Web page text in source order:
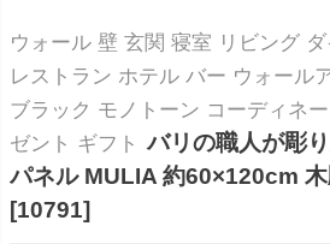
ウォール 壁 玄関 寝室 リビング
レストラン ホテル バー ウォール
ブラック モノトーン コーディネ
ゼント ギフト バリの職人が彫
パネル MULIA 約60×120cm
[10791]